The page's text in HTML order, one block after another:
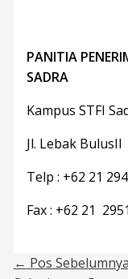
PANITIA
SADRA
Kampus STFI
Jl. Lebak
Telp : +62 21
Fax : +62 21
← Pos Sebelumnya